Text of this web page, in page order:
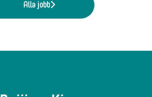
Alla jobb